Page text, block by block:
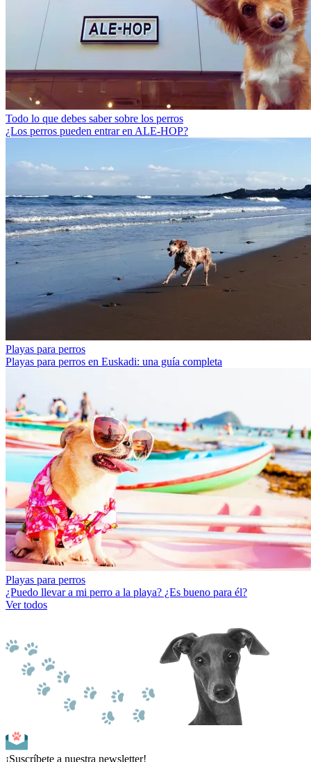
Todo lo que debes saber sobre los perros
¿Los perros pueden entrar en ALE-HOP?
Playas para perros
Playas para perros en Euskadi: una guía completa
Playas para perros
¿Puedo llevar a mi perro a la playa? ¿Es bueno para él?
Ver todos
¡Suscríbete a nuestra newsletter!